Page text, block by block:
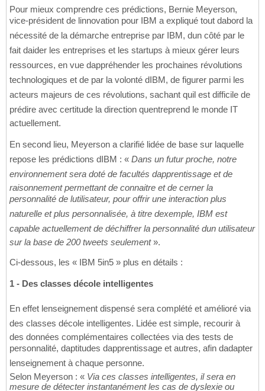
Pour mieux comprendre ces prédictions, Bernie Meyerson,
vice-président de linnovation pour IBM a expliqué tout dabord la
nécessité de la démarche entreprise par IBM, dun côté par le
fait daider les entreprises et les startups à mieux gérer leurs
ressources, en vue dappréhender les prochaines révolutions
technologiques et de par la volonté dIBM, de figurer parmi les
acteurs majeurs de ces révolutions, sachant quil est difficile de
prédire avec certitude la direction quentreprend le monde IT
actuellement.
En second lieu, Meyerson a clarifié lidée de base sur laquelle
repose les prédictions dIBM : « Dans un futur proche, notre
environnement sera doté de facultés dapprentissage et de
raisonnement permettant de connaitre et de cerner la
personnalité de lutilisateur, pour offrir une interaction plus
naturelle et plus personnalisée, à titre dexemple, IBM est
capable actuellement de déchiffrer la personnalité dun utilisateur
sur la base de 200 tweets seulement».
Ci-dessous, les « IBM 5in5 » plus en détails :
1 - Des classes décole intelligentes
En effet lenseignement dispensé sera complété et amélioré via
des classes décole intelligentes. Lidée est simple, recourir à
des données complémentaires collectées via des tests de
personnalité, daptitudes dapprentissage et autres, afin dadapter
lenseignement à chaque personne.
Selon Meyerson : « Via ces classes intelligentes, il sera en
mesure de détecter instantanément les cas de dyslexie ou